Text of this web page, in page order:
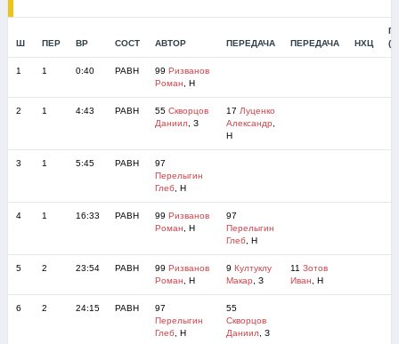
Ш ПЕР ВР СОСТ АВТОР ПЕРЕДАЧА ПЕРЕДАЧА НХЦ
1 1 0:40 РАВН 99 Ризванов
Роман , Н
2 1 4:43 РАВН 55 Скворцов
Даниил, З
17 Луценко
Александр
Н
3 1 5:45 РАВН
97
Перелыгин
Глеб, Н
4 1 16:33 РАВН 99 Ризванов
Роман , Н
97
Перелыгин
Глеб, Н
5 2 23:54 РАВН 99 Ризванов
Роман , Н
9 Култуклу
Макар , З
11 Зотов
Иван , Н
6 2 24:15 РАВН
97
Перелыгин
Глеб, Н
55
Скворцов
Даниил, З